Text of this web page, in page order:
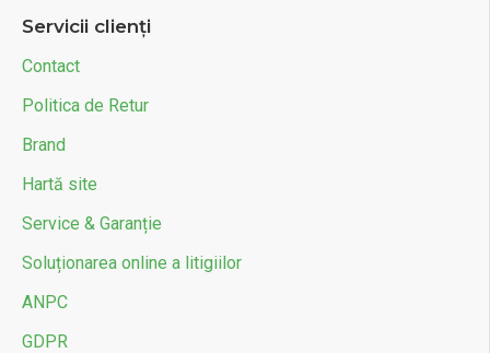
Servicii clienți
Contact
Politica de Retur
Brand
Hartă site
Service & Garanție
Soluționarea online a litigiilor
ANPC
GDPR